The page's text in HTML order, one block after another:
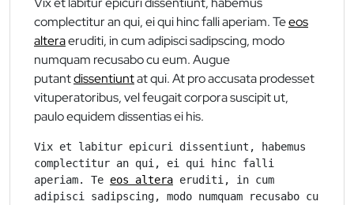
complectitur an qui, ei qui hinc falli aperiam. Teeos
alteraeruditi, in cum adipisci sadipscing, modo
numquam recusabo cu eum. Augue
putantdissentiuntat qui. At pro accusata prodesset
vituperatoribus, vel feugait corpora suscipit ut,
paulo equidem dissentias ei his.
Vix et labitur epicuri dissentiunt, habemus
complectitur an qui, ei qui hinc falli
aperiam. Te eos altera eruditi, in cum
adipisci sadipscing, modo numquam recusabo cu